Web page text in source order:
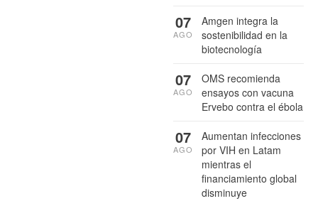
Amgen integra la
sostenibilidad en la
biotecnología
07
AGO
OMS recomienda
ensayos con vacuna
Ervebo contra el ébola
07
AGO
Aumentan infecciones
por VIH en Latam
mientras el
financiamiento global
disminuye
07
AGO